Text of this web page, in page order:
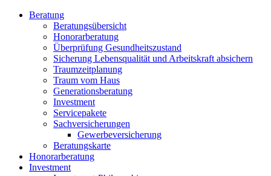
Beratung
Beratungsübersicht
Honorarberatung
Überprüfung Gesundheitszustand
Sicherung Lebensqualität und Arbeitskraft absichern
Traumzeitplanung
Traum vom Haus
Generationsberatung
Investment
Servicepakete
Sachversicherungen
Gewerbeversicherung
Beratungskarte
Honorarberatung
Investment